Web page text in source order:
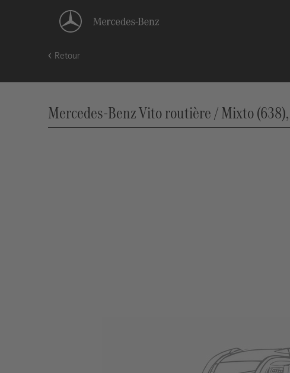
Retour
Mercedes-Benz Vito routière / Mixto